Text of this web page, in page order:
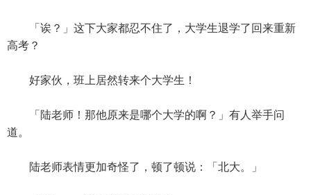
「诶？」这下大家都忍不住了，大学生退学了回来重新
高考？
好家伙，班上居然转来个大学生！
「陆老师！那他原来是哪个大学的啊？」有人举手问
道。
陆老师表情更加奇怪了，顿了顿说：「北大。」